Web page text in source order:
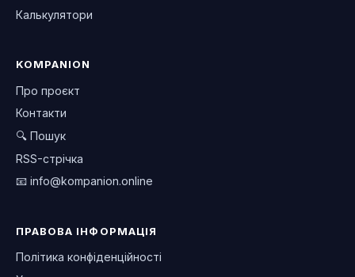
Калькулятори
KOMPANION
Про проєкт
Контакти
🔍 Пошук
RSS-стрічка
📧 info@kompanion.online
ПРАВОВА ІНФОРМАЦІЯ
Політика конфіденційності